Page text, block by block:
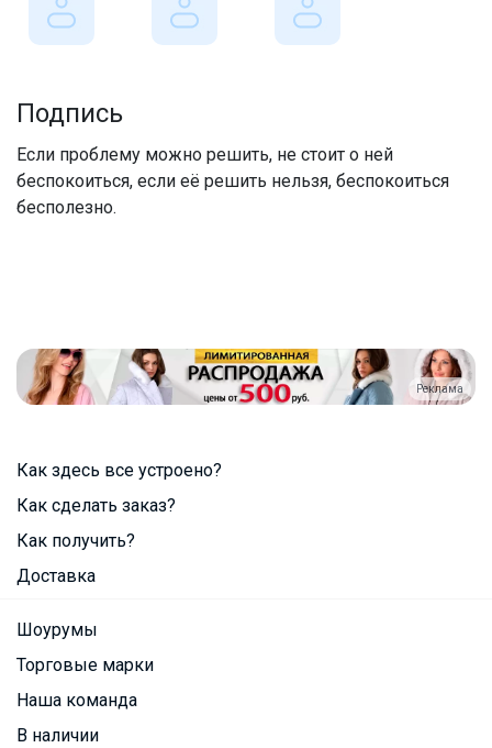
Подпись
Если проблему можно решить, не стоит о ней
беспокоиться, если её решить нельзя, беспокоиться
бесполезно.
Реклама
Как здесь все устроено?
Как сделать заказ?
Как получить?
Доставка
Шоурумы
Торговые марки
Наша команда
В наличии